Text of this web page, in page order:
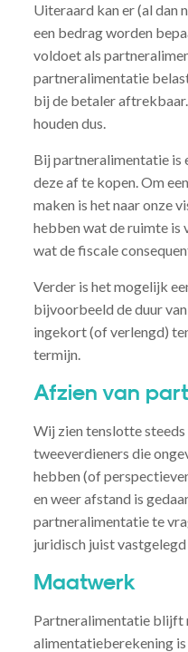
Uiteraard kan er (al dan
een bedrag worden
voldoet als
partneralimentatie
bij de betaler
houden dus.
Bij partneralimentatie is
deze af te kopen. Om
maken is het naar onze
hebben wat de ruimte is
wat de fiscale
Verder is het mogelijk
bijvoorbeeld de duur
ingekort (of verlengd)
termijn.
Afzien van
Wij zien tenslotte
tweeverdieners die
hebben (of
en weer afstand is
partneralimentatie te
juridisch juist vastgelegd
Maatwerk
Partneralimentatie blijft
alimentatieberekening